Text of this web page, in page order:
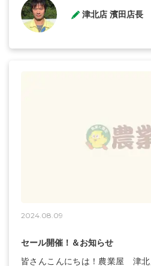
津北店 濱田店長
2024.08.09
セール開催！＆お知らせ
皆さんこんにちは！農業屋 津